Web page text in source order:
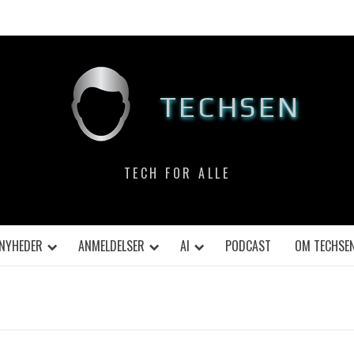
TECHSEN
TECH FOR ALLE
NYHEDER ANMELDELSER AI PODCAST OM